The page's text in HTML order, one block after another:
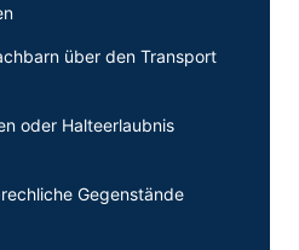
über den Transport
oder Halteerlaubnis
Gegenstände